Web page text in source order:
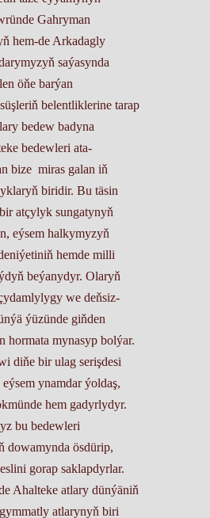
Gahryman
hem-de Arkadagly
saýasynda
öňe barýan
belentliklerine tarap
bedew badyna
bedewleri ata-
bize miras galan iň
biridir. Bu täsin
atçylyk sungatynyň
eýsem halkymyzyň
hemde milli
beýanydyr. Olaryň
we deňsiz-
ýüzünde giňden
hormata mynasyp bolýar.
diňe bir ulag serişdesi
ynamdar ýoldaş,
hem gadyrlydyr.
bu bedewleri
dowamynda ösdürip,
gorap saklapdyrlar.
Ahalteke atlary dünýäniň
atlarynyň biri